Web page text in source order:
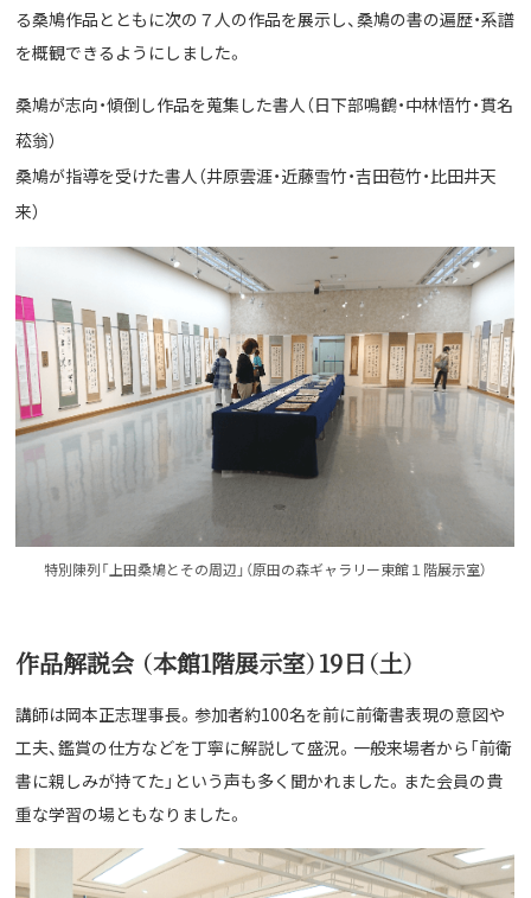
る桑鳩作品とともに次の７人の作品を展示し、桑鳩の書の遍歴・系譜
を概観できるようにしました。
桑鳩が志向・傾倒し作品を蒐集した書人（日下部鳴鶴・中林悟竹・貫名
菘翁）
桑鳩が指導を受けた書人（井原雲涯・近藤雪竹・吉田苞竹・比田井天
来）
特別陳列「上田桑鳩とその周辺」（原田の森ギャラリー東館１階展示室）
作品解説会 （本館1階展示室）19日（土）
講師は岡本正志理事長。参加者約100名を前に前衛書表現の意図や
工夫、鑑賞の仕方などを丁寧に解説して盛況。一般来場者から「前衛
書に親しみが持てた」という声も多く聞かれました。また会員の貴
重な学習の場ともなりました。